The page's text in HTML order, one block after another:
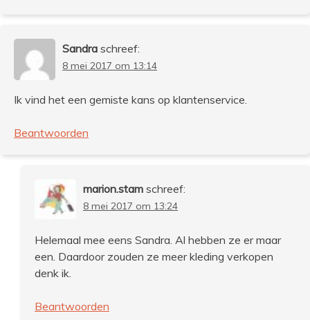
Sandra schreef:
8 mei 2017 om 13:14
Ik vind het een gemiste kans op klantenservice.
Beantwoorden
marion.stam schreef:
8 mei 2017 om 13:24
Helemaal mee eens Sandra. Al hebben ze er maar
een. Daardoor zouden ze meer kleding verkopen
denk ik.
Beantwoorden